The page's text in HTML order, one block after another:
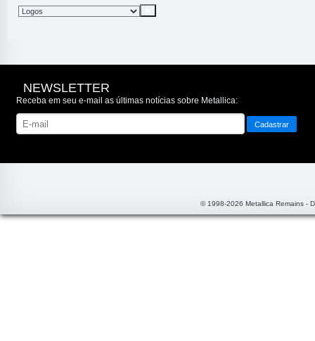
NEWSLETTER
Receba em seu e-mail as últimas notícias sobre Metallica:
© 1998-2026 Metallica Remains -